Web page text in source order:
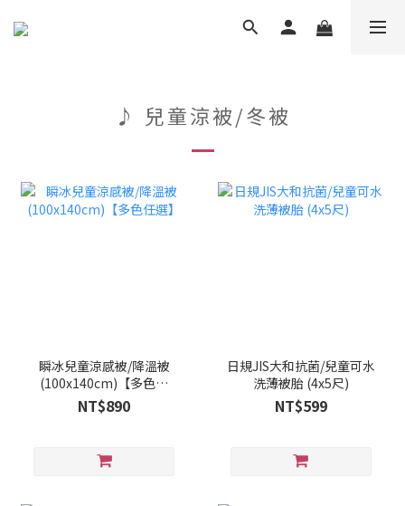
♪ 兒童涼被/冬被
瞬冰兒童涼感被/降溫被
(100x140cm)【多色任
選】
NT$890
日規JIS大和抗菌/兒童可水
洗薄被胎 (4x5尺)
NT$599